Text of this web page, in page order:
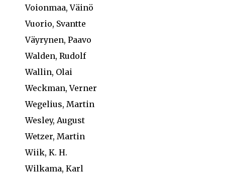
Voionmaa, Väinö
Vuorio, Svantte
Väyrynen, Paavo
Walden, Rudolf
Wallin, Olai
Weckman, Verner
Wegelius, Martin
Wesley, August
Wetzer, Martin
Wiik, K. H.
Wilkama, Karl